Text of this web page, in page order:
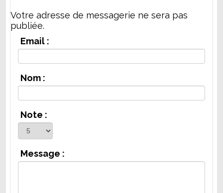
Votre adresse de messagerie ne sera pas
publiée.
Email :
Nom :
Note :
Message :